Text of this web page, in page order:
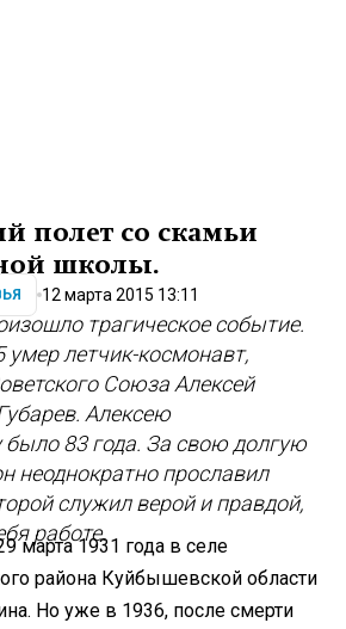
полет со скамьи
школы.
12 марта 2015 13:11
трагическое событие.
умер летчик-космонавт,
Союза Алексей
Алексею
было 83 года. За свою долгую
неоднократно прославил
служил верой и правдой,
работе.
марта 1931 года в селе
района Куйбышевской области
Но уже в 1936, после смерти